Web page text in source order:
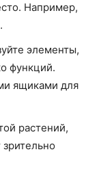
Например,
элементы,
функций.
ящиками для
растений,